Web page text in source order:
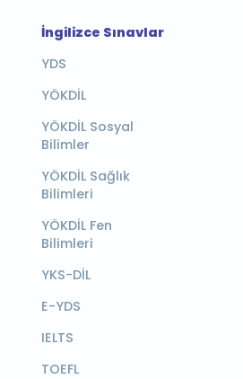
İngilizce Sınavlar
YDS
YÖKDİL
YÖKDİL Sosyal
Bilimler
YÖKDİL Sağlık
Bilimleri
YÖKDİL Fen
Bilimleri
YKS-DİL
E-YDS
IELTS
TOEFL